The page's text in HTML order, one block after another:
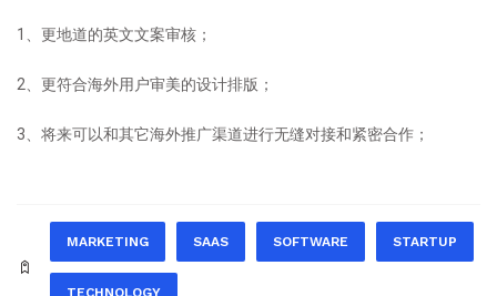
1、更地道的英文文案审核；
2、更符合海外用户审美的设计排版；
3、将来可以和其它海外推广渠道进行无缝对接和紧密合作；
MARKETING SAAS SOFTWARE STARTUP
TECHNOLOGY